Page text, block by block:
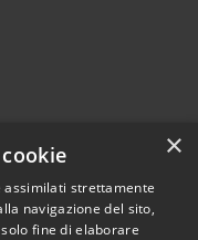
×
assimilati strettamente
navigazione del sito,
fine di elaborare